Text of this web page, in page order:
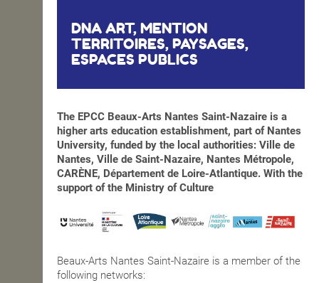
DNA ART, MENTION
TERRITOIRES, PAYSAGES,
ESPACES PUBLICS
The EPCC Beaux-Arts Nantes Saint-Nazaire is a
higher arts education establishment, part of Nantes
University, funded by the local authorities: Ville de
Nantes, Ville de Saint-Nazaire, Nantes Métropole,
CARÈNE, Département de Loire-Atlantique. With the
support of the Ministry of Culture
Beaux-Arts Nantes Saint-Nazaire is a member of the
following networks: